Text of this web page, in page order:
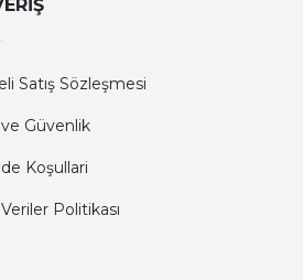
Diğer yorumları göster
Satış Sözleşmesi
Güvenlik
Koşullari
Politikası